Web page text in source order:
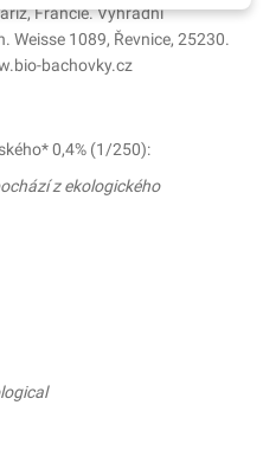
Francie. Výhradní
Weisse 1089, Řevnice, 25230.
bachovky.cz
0,4% (1/250):
z ekologického